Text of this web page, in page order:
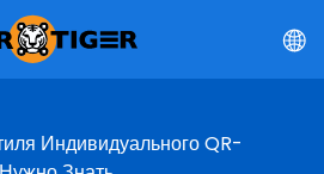
Индивидуального QR-